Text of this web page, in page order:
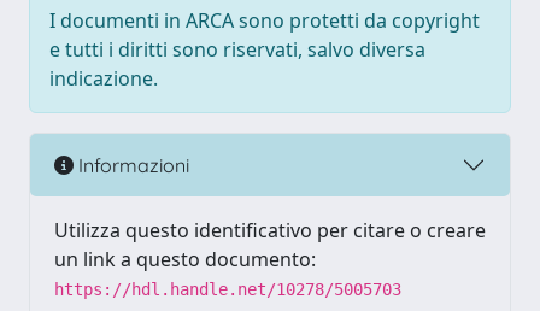
I documenti in ARCA sono protetti da copyright
e tutti i diritti sono riservati, salvo diversa
indicazione.
Informazioni
Utilizza questo identificativo per citare o creare
un link a questo documento:
https://hdl.handle.net/10278/5005703